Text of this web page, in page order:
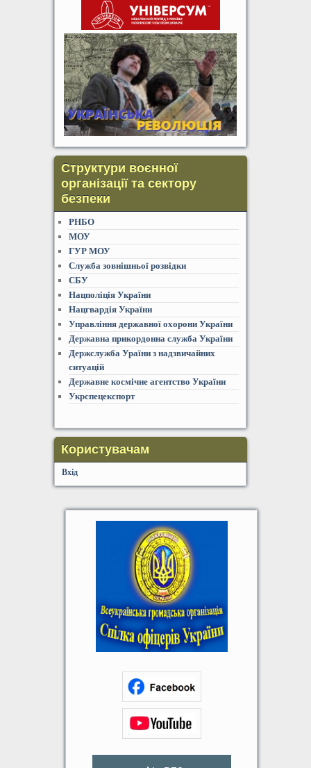
Структури воєнної
організації та сектору
безпеки
РНБО
МОУ
ГУР МОУ
Служба зовнішньої розвідки
СБУ
Нацполіція України
Нацгвардія України
Управління державної охорони України
Державна прикордонна служба України
Держслужба Ураїни з надзвичайних
ситуацій
Державне космічне агентство України
Укрспецекспорт
Користувачам
Вхід